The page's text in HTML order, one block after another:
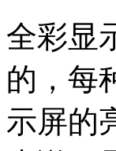
全彩显
的，每
示屏的